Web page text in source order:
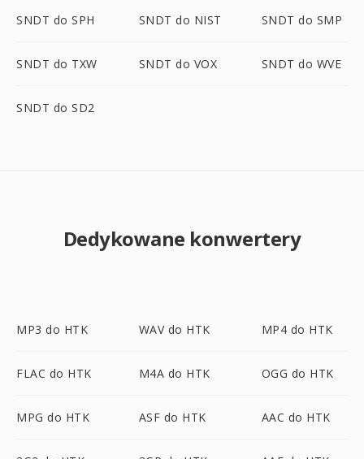
SNDT do SPH SNDT do NIST SNDT do SMP
SNDT do TXW SNDT do VOX SNDT do WVE
SNDT do SD2
Dedykowane konwertery
MP3 do HTK WAV do HTK MP4 do HTK
FLAC do HTK M4A do HTK OGG do HTK
MPG do HTK ASF do HTK AAC do HTK